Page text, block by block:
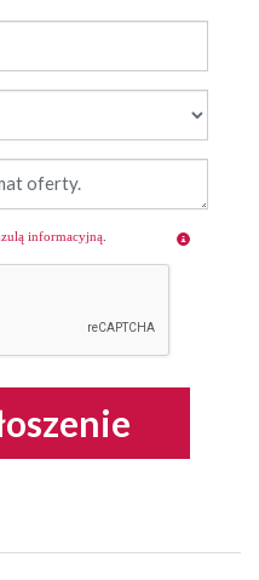
informacyjną